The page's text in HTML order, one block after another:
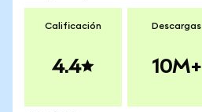
Calificación
4.4
Descargas
10M+